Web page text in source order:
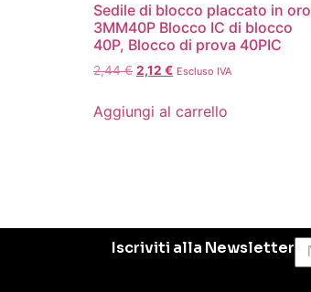
Sedile di blocco placcato in oro
3MM40P Blocco IC di blocco
40P, Blocco di prova 40PIC
2,44€ 2,12 € Escluso IVA
Aggiungi al carrello
Iscriviti alla Newsletter